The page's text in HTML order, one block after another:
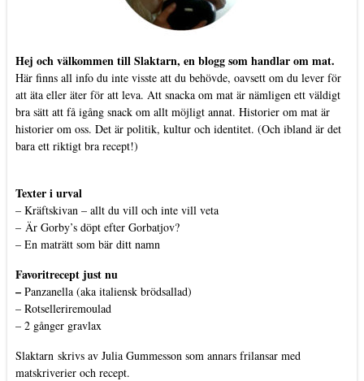
Hej och välkommen till Slaktarn, en blogg som handlar om mat.
Här finns all info du inte visste att du behövde, oavsett om du lever för
att äta eller äter för att leva. Att snacka om mat är nämligen ett väldigt
bra sätt att få igång snack om allt möjligt annat. Historier om mat är
historier om oss. Det är politik, kultur och identitet. (Och ibland är det
bara ett riktigt bra recept!)
Texter i urval
– Kräftskivan – allt du vill och inte vill veta
– Är Gorby’s döpt efter Gorbatjov?
– En maträtt som bär ditt namn
Favoritrecept just nu
– Panzanella (aka italiensk brödsallad)
– Rotselleriremoulad
– 2 gånger gravlax
Slaktarn skrivs av Julia Gummesson som annars frilansar med
matskriverier och recept.